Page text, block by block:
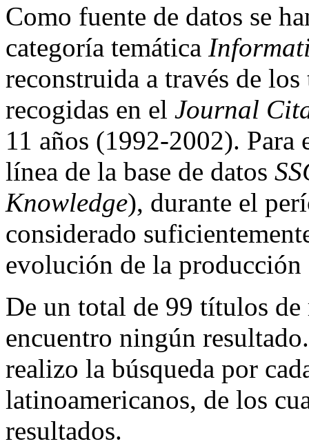
Como fuente de datos se
categoría temática
reconstruida a través de
recogidas en el Journal
11 años (1992-2002).
línea de la base de datos
Knowledge), durante el
considerado
evolución de la producción
De un total de 99 títulos de
encuentro ningún
realizo la búsqueda por
latinoamericanos, de los
resultados.